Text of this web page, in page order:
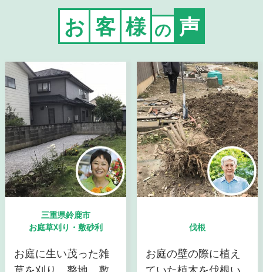
お 客 様 の 声
三重県鈴鹿市
お庭草刈り・敷砂利
お庭に生い茂った雑
伐根
お庭の壁の際に植え